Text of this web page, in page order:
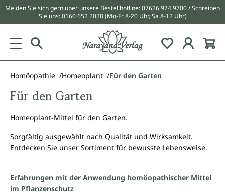
springen
Melden Sie sich gern über unsere Bestellhotline:07626 974 9700/ Schreiben
Sie uns:0160 652 2038 (Mo-Fr 8-20 Uhr, Sa 8-12 Uhr)
Du hast 0
Homöopathie Homeoplant Für den Garten
Für den Garten
Homeoplant-Mittel für den Garten.
Sorgfältig ausgewählt nach Qualität und Wirksamkeit.
Entdecken Sie unser Sortiment für bewusste Lebensweise.
Erfahrungen mit der Anwendung homöopathischer Mittel
im Pflanzenschutz